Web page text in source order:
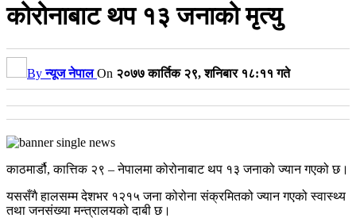
कोरोनाबाट थप १३ जनाको मृत्यु
Byन्यूज नेपाल On २०७७ कार्तिक २९, शनिबार १८:११ गते
काठमार्डौ, कात्तिक २९ – नेपालमा कोरोनाबाट थप १३ जनाको ज्यान गएको छ।
यससँगै हालसम्म देशभर १२१५ जना कोरोना संक्रमितको ज्यान गएको स्वास्थ्य
तथा जनसंख्या मन्त्रालयको दाबी छ।